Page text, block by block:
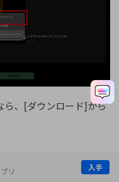
リ
入手
ら、[ダウンロード]から
サービス4｜